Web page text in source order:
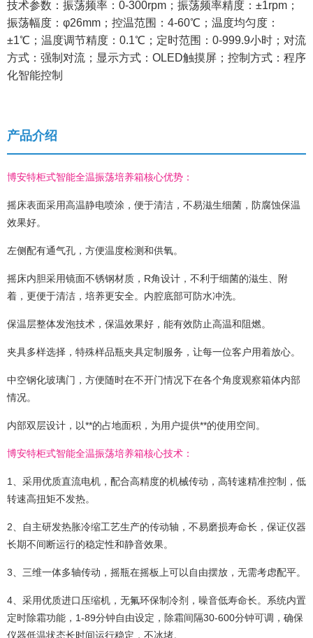
技术参数：振荡频率：0-300rpm；振荡频率精度：±1rpm；
振荡幅度：φ26mm；控温范围：4-60℃；温度均匀度：
±1℃；温度调节精度：0.1℃；定时范围：0-999.9小时；对流
方式：强制对流；显示方式：OLED触摸屏；控制方式：程序
化智能控制
产品介绍
博安特柜式智能全温振荡培养箱核心优势：
摇床表面采用高温静电喷涂，便于清洁，不易滋生细菌，防腐蚀保温
效果好。
左侧配有通气孔，方便温度检测和供氧。
摇床内胆采用镜面不锈钢材质，R角设计，不利于细菌的滋生、附
着，更便于清洁，培养更安全。内腔底部可防水冲洗。
保温层整体发泡技术，保温效果好，能有效防止高温和阻燃。
夹具多样选择，特殊样品瓶夹具定制服务，让每一位客户用着放心。
中空钢化玻璃门，方便随时在不开门情况下在各个角度观察箱体内部
情况。
内部双层设计，以**的占地面积，为用户提供**的使用空间。
博安特柜式智能全温振荡培养箱核心技术：
1、采用优质直流电机，配合高精度的机械传动，高转速精准控制，低
转速高扭矩不发热。
2、自主研发热胀冷缩工艺生产的传动轴，不易磨损寿命长，保证仪器
长期不间断运行的稳定性和静音效果。
3、三维一体多轴传动，摇瓶在摇板上可以自由摆放，无需考虑配平。
4、采用优质进口压缩机，无氟环保制冷剂，噪音低寿命长。系统内置
定时除霜功能，1-89分钟自由设定，除霜间隔30-600分钟可调，确保
仪器低温状态长时间运行稳定，不冰堵。